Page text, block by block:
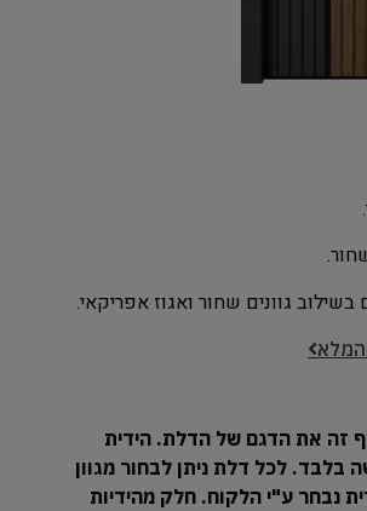
בשילוב גוונים שחור ואגוז אפריקאי.
המלא
זה את הדגם של הדלת. הידית
בלבד. לכל דלת ניתן לבחור מגוון
נבחר ע"י הלקוח. חלק מהידיות